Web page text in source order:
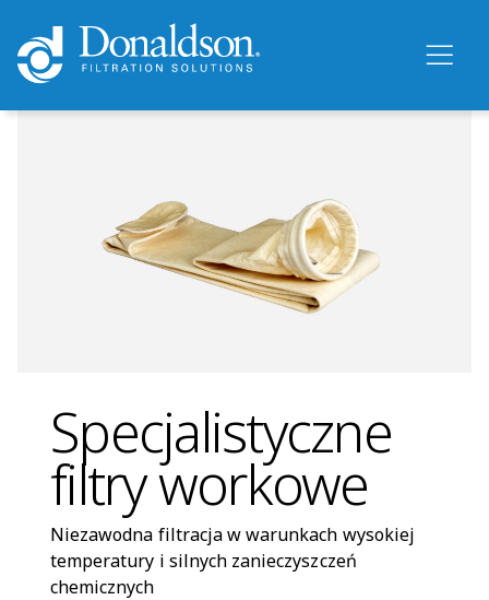
Specjalistyczne
filtry workowe
Niezawodna filtracja w warunkach wysokiej
temperatury i silnych zanieczyszczeń
chemicznych